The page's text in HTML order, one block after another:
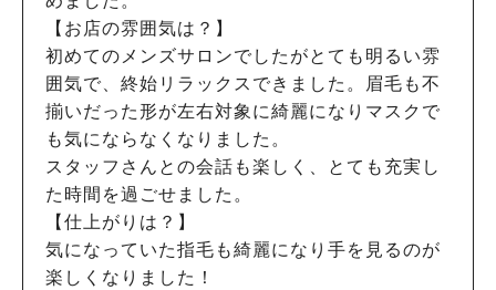
【お店の雰囲気は？】
初めてのメンズサロンでしたがとても明るい雰
囲気で、終始リラックスできました。眉毛も不
揃いだった形が左右対象に綺麗になりマスクで
も気にならなくなりました。
スタッフさんとの会話も楽しく、とても充実し
た時間を過ごせました。
【仕上がりは？】
気になっていた指毛も綺麗になり手を見るのが
楽しくなりました！